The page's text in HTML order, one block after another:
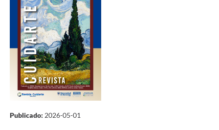
Publicado: 2026-05-01